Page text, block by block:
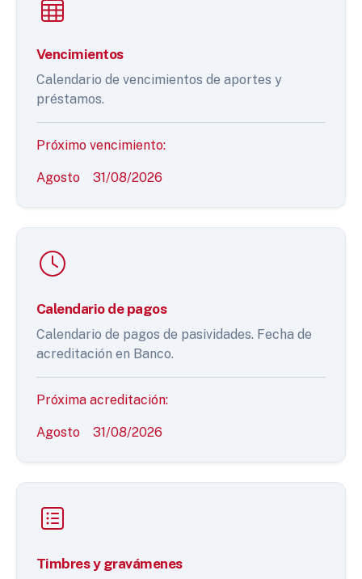
Vencimientos
Calendario de vencimientos de aportes y
préstamos.
Próximo vencimiento:
Agosto 31/08/2026
Calendario de pagos
Calendario de pagos de pasividades. Fecha de
acreditación en Banco.
Próxima acreditación:
Agosto 31/08/2026
Timbres y gravámenes